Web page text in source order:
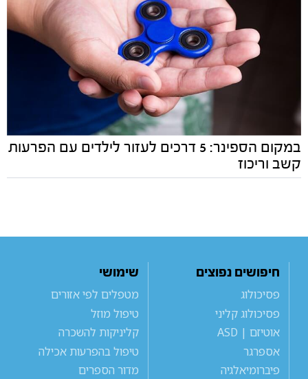
במקום הספינר: 5 דרכים לעזור לילדים עם הפרעות
קשב וריכוז
חיפושים נפוצים
פסיכולוג
פסיכולוג קליני
אוטיזם | ASD
אספרגר
פיברומיאלגיה
שימושי
מטפלים לפי אזורים
טיפול מוזל
קליניקות להשכרה
טיפול בהפרעות אכילה
מדור הספרים